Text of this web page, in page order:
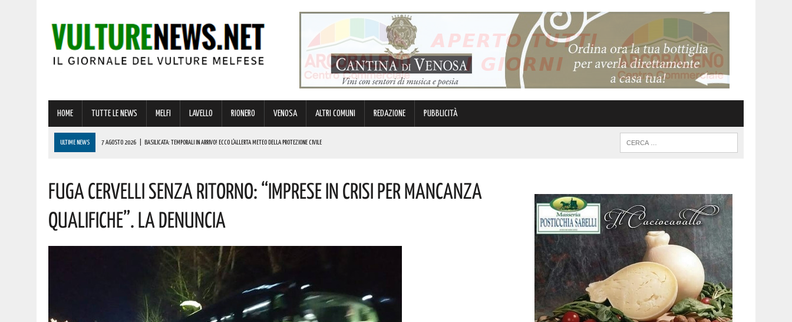
HOME TUTTE LE NEWS MELFI LAVELLO RIONERO VENOSA ALTRI COMUNI REDAZIONE PUBBLICITÀ
ULTIME NEWS 7 AGOSTO 2026 BASILICATA: TEMPORALI IN ARRIVO! ECCO L’ALLERTA METEO DELLA PROTEZIONE CIVILE
SICCITÀ, PIÙ CARBURANTE AGRICOLO AGEVOLATO ALLE AZIENDE LUCANE: IL PROVVEDIMENTO
7 AGOSTO 2026 | LOTTA ALLE FRODI AGROALIMENTARI: VANTAGGI CONCRETI PER I CONSUMATORI LUCANI. LE NOVITÀ
7 AGOSTO 2026 | RIONERO CELEBRA L’AMATISSIMA MADONNA DEL CARMELO: I CONCERTI DEI DIK DIK E DI GABBANI PER IL GRAN FINALE! I DETTAGLI
Fuga Cervelli Senza Ritorno: “imprese In Crisi Per Mancanza
Qualifiche”. La Denuncia